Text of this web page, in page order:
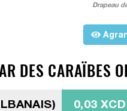
Drapeau
DES CARAÏBES
0,03